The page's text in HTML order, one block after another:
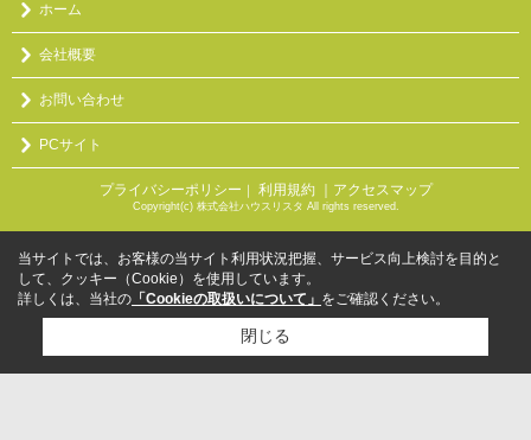
ホーム
会社概要
お問い合わせ
PCサイト
プライバシーポリシー 利用規約 ｜アクセスマップ
Copyright(c) 株式会社ハウスリスタ All rights reserved.
当サイトでは、お客様の当サイト利用状況把握、サービス向上検討を目的と
して、クッキー（Cookie）を使用しています。
詳しくは、当社の 「Cookieの取扱いについて」 をご確認ください。
閉じる